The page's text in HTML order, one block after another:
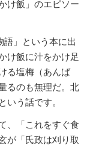
け飯」のエピソー
」という本に出
け飯に汁をかけ足
る塩梅（あんば
るのも無理だ。北
いう話です。
、「これをすぐ食
が「氏政は刈り取